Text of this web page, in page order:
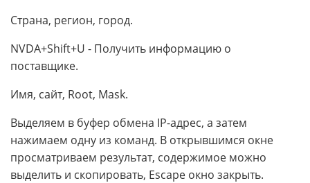
Страна, регион, город.
NVDA+Shift+U - Получить информацию о
поставщике.
Имя, сайт, Root, Mask.
Выделяем в буфер обмена IP-адрес, а затем
нажимаем одну из команд. В открывшимся окне
просматриваем результат, содержимое можно
выделить и скопировать, Escape окно закрыть.